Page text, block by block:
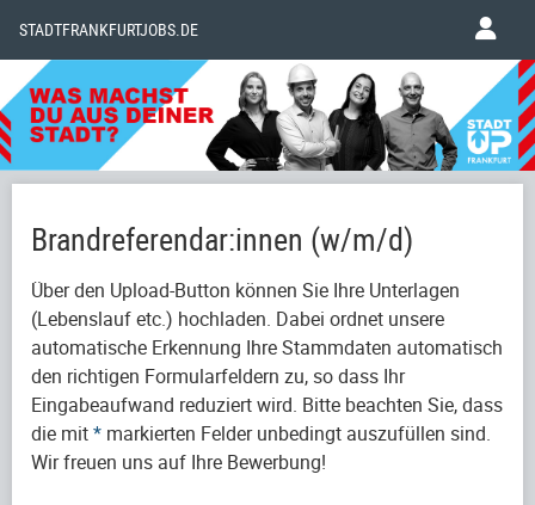
STADTFRANKFURTJOBS.DE
Brandreferendar:innen (w/m/d)
Über den Upload-Button können Sie Ihre Unterlagen
(Lebenslauf etc.) hochladen. Dabei ordnet unsere
automatische Erkennung Ihre Stammdaten automatisch
den richtigen Formularfeldern zu, so dass Ihr
Eingabeaufwand reduziert wird. Bitte beachten Sie, dass
die mit* markierten Felder unbedingt auszufüllen sind.
Wir freuen uns auf Ihre Bewerbung!